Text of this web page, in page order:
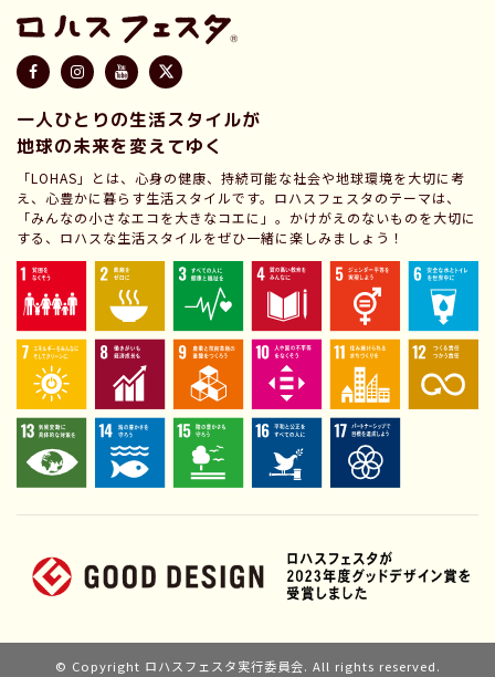
一人ひとりの生活スタイルが
地球の未来を変えてゆく
「LOHAS」とは、心身の健康、持続可能な社会や地球環境を大切に考
え、心豊かに暮らす生活スタイルです。ロハスフェスタのテーマは、
「みんなの小さなエコを大きなコエに」。かけがえのないものを大切に
する、ロハスな生活スタイルをぜひ一緒に楽しみましょう！
© Copyright ロハスフェスタ実行委員会. All rights reserved.